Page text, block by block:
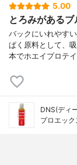
5.00
とろみがあるブ
バックにいれやす
ぱく原料として、
本でホエイプロテ
DNS(ディ
プロエック